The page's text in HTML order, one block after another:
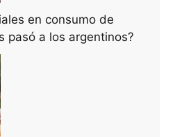
en consumo de
pasó a los argentinos?